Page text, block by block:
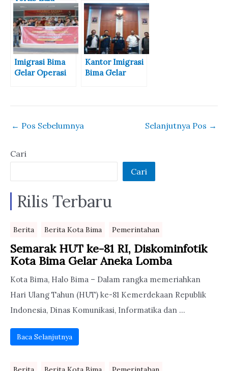
Lintas, Pj Sekda
Hadiri Apel
Operasi Zebra
Rinjani 2024,
Bima Gelar
Operasi Pasar
Imigrasi Bima
Gelar Operasi
Tingkat
Kantor Imigrasi
Bima Gelar
← Pos Sebelumnya Selanjutnya Pos →
Cari
Cari
Rilis Terbaru
Berita Berita Kota Bima Pemerintahan
Semarak HUT ke-81 RI, Diskominfotik
Kota Bima Gelar Aneka Lomba
Kota Bima, Halo Bima – Dalam rangka memeriahkan
Hari Ulang Tahun (HUT) ke-81 Kemerdekaan Republik
Indonesia, Dinas Komunikasi, Informatika dan ...
Baca Selanjutnya